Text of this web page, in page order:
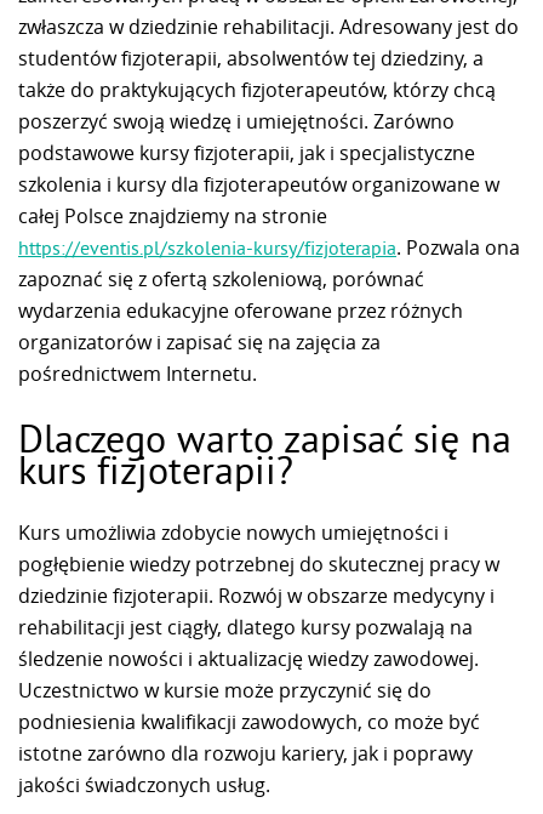
zwłaszcza w dziedzinie rehabilitacji. Adresowany jest do
studentów fizjoterapii, absolwentów tej dziedziny, a
także do praktykujących fizjoterapeutów, którzy chcą
poszerzyć swoją wiedzę i umiejętności. Zarówno
podstawowe kursy fizjoterapii, jak i specjalistyczne
szkolenia i kursy dla fizjoterapeutów organizowane w
całej Polsce znajdziemy na stronie
https://eventis.pl/szkolenia-kursy/fizjoterapia. Pozwala ona
zapoznać się z ofertą szkoleniową, porównać
wydarzenia edukacyjne oferowane przez różnych
organizatorów i zapisać się na zajęcia za
pośrednictwem Internetu.
Dlaczego warto zapisać się na
kurs fizjoterapii?
Kurs umożliwia zdobycie nowych umiejętności i
pogłębienie wiedzy potrzebnej do skutecznej pracy w
dziedzinie fizjoterapii. Rozwój w obszarze medycyny i
rehabilitacji jest ciągły, dlatego kursy pozwalają na
śledzenie nowości i aktualizację wiedzy zawodowej.
Uczestnictwo w kursie może przyczynić się do
podniesienia kwalifikacji zawodowych, co może być
istotne zarówno dla rozwoju kariery, jak i poprawy
jakości świadczonych usług.